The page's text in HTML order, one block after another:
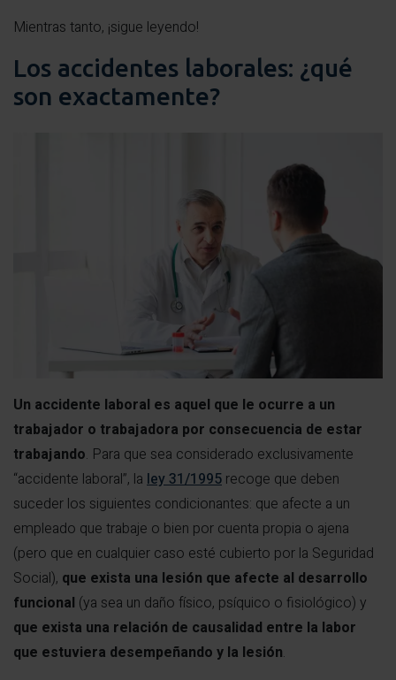
Mientras tanto, ¡sigue leyendo!
Los accidentes laborales: ¿qué
son exactamente?
Un accidente laboral es aquel que le ocurre a un
trabajador o trabajadora por consecuencia de estar
trabajando. Para que sea considerado exclusivamente
“accidente laboral”, la ley 31/1995 recoge que deben
suceder los siguientes condicionantes: que afecte a un
empleado que trabaje o bien por cuenta propia o ajena
(pero que en cualquier caso esté cubierto por la Seguridad
Social), que exista una lesión que afecte al desarrollo
funcional (ya sea un daño físico, psíquico o fisiológico) y
que exista una relación de causalidad entre la labor
que estuviera desempeñando y la lesión.